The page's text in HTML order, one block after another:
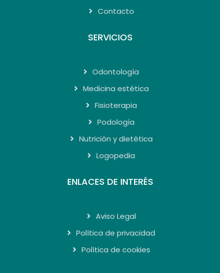
Contacto
SERVICIOS
Odontología
Medicina estética
Fisioterapia
Podología
Nutrición y dietética
Logopedia
ENLACES DE INTERÉS
Aviso Legal
Política de privacidad
Política de cookies